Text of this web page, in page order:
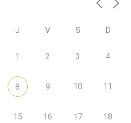
J V S D
1 2 3 4
8 9 10 11
15 16 17 18